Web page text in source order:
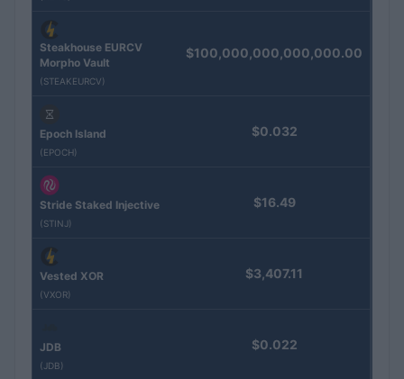
Steakhouse EURCV
Morpho Vault
(STEAKEURCV)
$100,000,000,000,000.00
Epoch Island
(EPOCH)
$0.032
Stride Staked Injective
(STINJ)
$16.49
Vested XOR
(VXOR)
$3,407.11
JDB
(JDB)
$0.022